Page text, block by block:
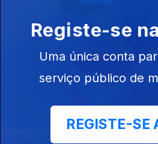
Registe-se
Uma única conta
serviço público de
REGISTE-SE